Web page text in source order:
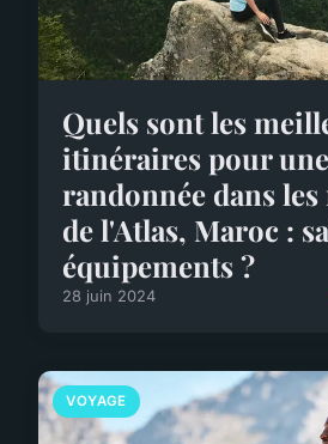
Quels sont les
itinéraires pour une
randonnée dans
de l'Atlas, Maroc :
équipements ?
28 juin 2024
VOYAGE